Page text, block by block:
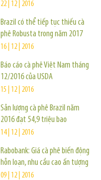
22 | 12 | 2016
Brazil có thể tiếp tục thiếu cà
phê Robusta trong năm 2017
16 | 12 | 2016
Báo cáo cà phê Việt Nam tháng
12/2016 của USDA
15 | 12 | 2016
Sản lượng cà phê Brazil năm
2016 đạt 54,9 triệu bao
14 | 12 | 2016
Rabobank: Giá cà phê biến động
hỗn loạn, nhu cầu cao ấn tượng
09 | 12 | 2016